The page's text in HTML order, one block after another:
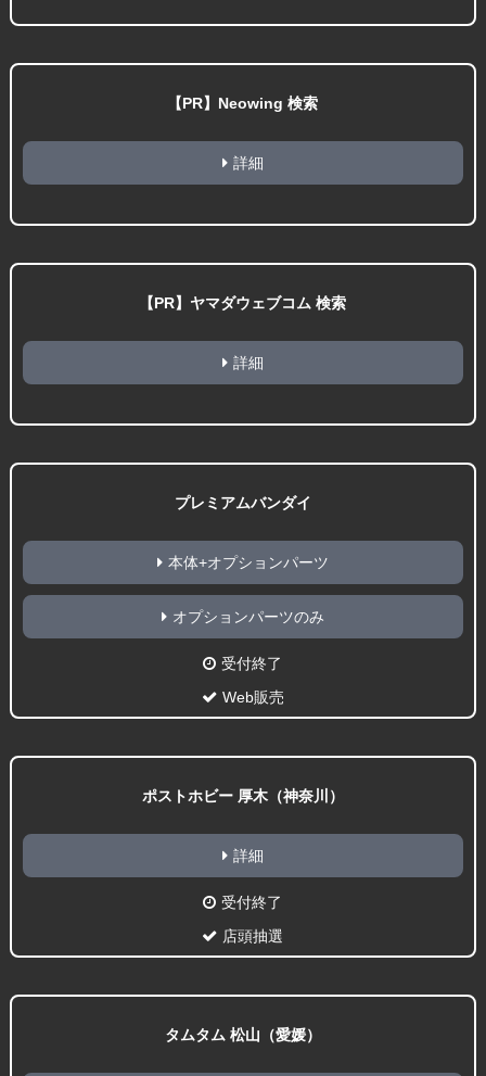
【PR】Neowing 検索
詳細
【PR】ヤマダウェブコム 検索
詳細
プレミアムバンダイ
本体+オプションパーツ
オプションパーツのみ
受付終了
Web販売
ポストホビー 厚木（神奈川）
詳細
受付終了
店頭抽選
タムタム 松山（愛媛）